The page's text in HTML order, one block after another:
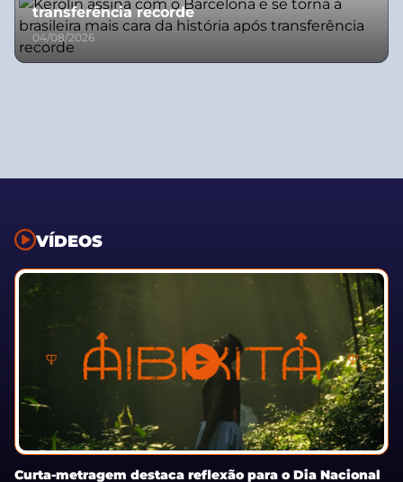
transferência recorde
04/08/2026
VÍDEOS
Curta-metragem destaca reflexão para o Dia Nacional